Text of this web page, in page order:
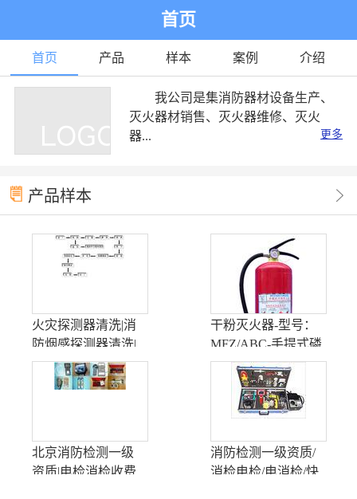
首页
首页 产品 样本 案例 介绍
我公司是集消防器材设备生产、
灭火器材销售、灭火器维修、灭火
器...
更多
产品样本
火灾探测器清洗|消
防烟感探测器清洗|
北京烟感清洗探头
清洗
干粉灭火器-型号：
MFZ/ABC-手提式磷
酸铵盐干粉灭火器
北京消防检测一级
资质|电检消检收费
消防检测一级资质/
消检电检/电消检/快